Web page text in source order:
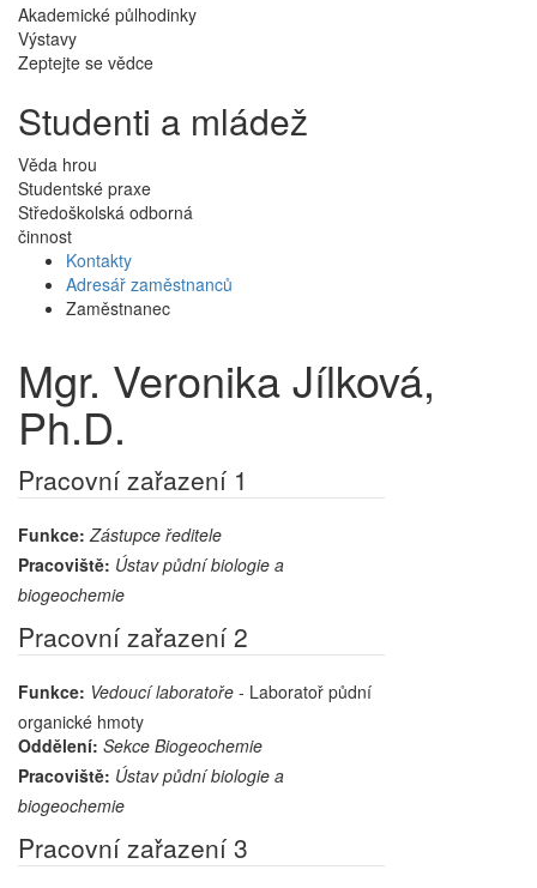
Akademické půlhodinky
Výstavy
Zeptejte se vědce
Studenti a mládež
Věda hrou
Studentské praxe
Středoškolská odborná
činnost
Kontakty
Adresář zaměstnanců
Zaměstnanec
Mgr. Veronika Jílková,
Ph.D.
Pracovní zařazení 1
Funkce: Zástupce ředitele
Pracoviště: Ústav půdní biologie a
biogeochemie
Pracovní zařazení 2
Funkce: Vedoucí laboratoře - Laboratoř půdní
organické hmoty
Oddělení: Sekce Biogeochemie
Pracoviště: Ústav půdní biologie a
biogeochemie
Pracovní zařazení 3